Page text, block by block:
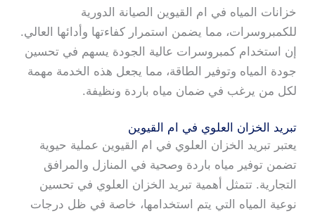
خزانات المياه في ام القيوين الصيانة الدورية
للكمبروسرات، مما يضمن استمرار كفاءتها وأدائها العالي.
إن استخدام كمبروسرات عالية الجودة يسهم في تحسين
جودة المياه وتوفير الطاقة، مما يجعل هذه الخدمة مهمة
لكل من يرغب في ضمان مياه باردة ونظيفة.
تبريد الخزان العلوي في ام القيوين
يعتبر تبريد الخزان العلوي في ام القيوين عملية حيوية
تضمن توفير مياه باردة وصحية في المنازل والمرافق
التجارية. تتمثل أهمية تبريد الخزان العلوي في تحسين
نوعية المياه التي يتم استخدامها، خاصة في ظل درجات